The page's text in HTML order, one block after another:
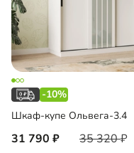
-10%
Шкаф-купе Ольвега-3.4
31 790 35 320